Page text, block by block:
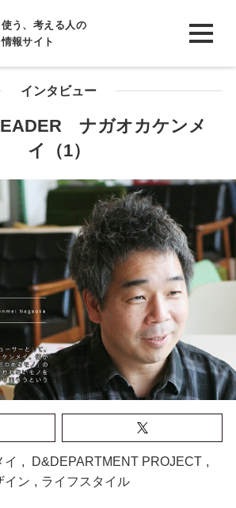
う、考える人の
報サイト
インタビュー
ナガオカケンメ
イ（1）
イ , D&DEPARTMENT PROJECT ,
イン , ライフスタイル